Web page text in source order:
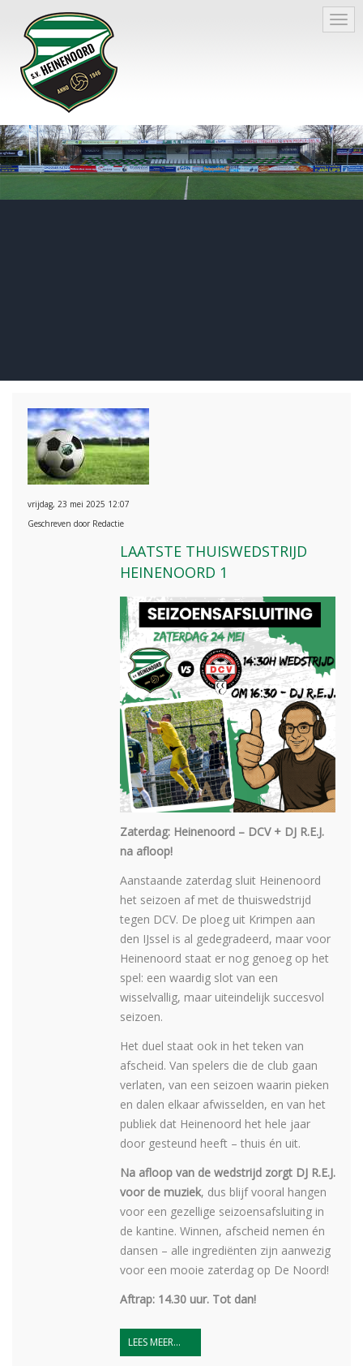
vrijdag, 23 mei 2025 12:07
Geschreven door Redactie
LAATSTE THUISWEDSTRIJD
HEINENOORD 1
Zaterdag: Heinenoord – DCV + DJ R.E.J.
na afloop!
Aanstaande zaterdag sluit Heinenoord
het seizoen af met de thuiswedstrijd
tegen DCV. De ploeg uit Krimpen aan
den IJssel is al gedegradeerd, maar voor
Heinenoord staat er nog genoeg op het
spel: een waardig slot van een
wisselvallig, maar uiteindelijk succesvol
seizoen.
Het duel staat ook in het teken van
afscheid. Van spelers die de club gaan
verlaten, van een seizoen waarin pieken
en dalen elkaar afwisselden, en van het
publiek dat Heinenoord het hele jaar
door gesteund heeft – thuis én uit.
Na afloop van de wedstrijd zorgt DJ R.E.J.
voor de muziek, dus blijf vooral hangen
voor een gezellige seizoensafsluiting in
de kantine. Winnen, afscheid nemen én
dansen – alle ingrediënten zijn aanwezig
voor een mooie zaterdag op De Noord!
Aftrap: 14.30 uur. Tot dan!
LEES MEER...